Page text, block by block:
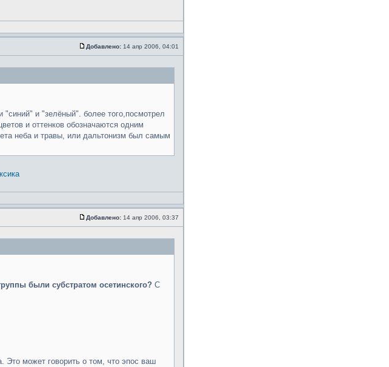
Добавлено: 14 апр 2006, 04:01
"синий" и "зелёный". более того,посмотрел
и оттенков обозначаются одним
неба и травы, или дальтонизм был самым
Добавлено: 14 апр 2006, 03:37
были субстратом осетинского? С
Это может говорить о том, что эпос ваш